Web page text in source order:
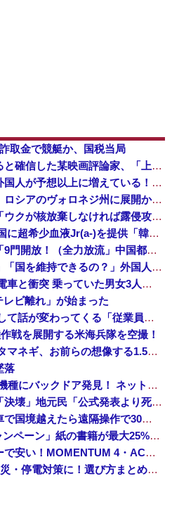
取金で競艇か、国税当局
高市首相が経歴詐称していると確信した某映画評論家、「上級公務員試験に合格とは書いてないんですが…」とツッコミを受けまくり……
【悲報】小野田紀美大臣「外国人が予想以上に増えている！」 ← 自民党が自ら受け入れ推進しておいて他人事発言と突っ込み殺到 ｗｗｗｗｗｗｗｗｗｗｗ...
北朝鮮の弾道ミサイル部隊、ロシアのヴォロネジ州に展開か…北朝鮮は本質的にウクライナと戦争状態に！
【対談で激突】石破前総理「ウクが核放棄しなければ露侵攻なかった」 湯崎前県知事「核抑止はフィクション」
【速報】 日本赤十字社、韓国に超希少血液Jr(a-)を提供「韓国内では適合する血液を確保できなかった」※今回で4回目
中国「大洪水！」三峡ダム「9門開放！（全力放流」中国都市「三峡沿線の道路水没」中国政府「高速道路封鎖！」中国ダム「緊急放流に合わせて開門（土砂崩れ発生」→
「あきれてモノが言えない」「国を維持できるの？」外国人の永住許可要件の厳格化で在日中国人の本音は？
【鹿児島】 突然右折し路面電車と衝突 乗っていた男女3人は車を放置しダッシュで逃走中
ビ離れ」が始まった
【イオンモール熊本】 一転して話が変わってくる「従業員の避難誘導の証言が複数」イオン側が社内規定に抵触していた疑い
戦を展開する米海兵隊を空撮！
【画像】 農家ワイが作ったタマネギ、お前らの想像する1.5倍はデカいぞ
落
【衝撃】 中国製ルーター20機種にバックドア発見！ ネットに繋ぐだけで35秒ごとに中国のサーバーと通信
中国「大洪水！」中国ダム「決壊」地元民「公式発表より死者多い！」中国政府「住民拘束！（安否不明」中国当局「救助隊動画も削除」台風13号「三峡ダム接近中」→
中国人のリウさん、新エネ車で国境越えたら遠隔操作で30時間ロックされる！
Amazon「夏のポイントキャンペーン」紙の書籍が最大25%ポイント還元 対象と条件を整理（2026年7月）
ゼンハイザーがプライムデーで安い！MOMENTUM 4・ACCENTUMなど対象モデルまとめ！
Jackeryポータブル電源が防災・停電対策に！選び方まとめ【プライムデー最終日】